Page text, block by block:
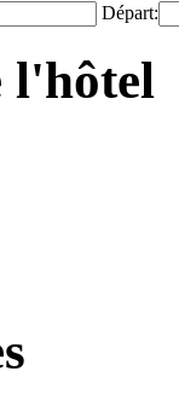
Départ:
l'hôtel